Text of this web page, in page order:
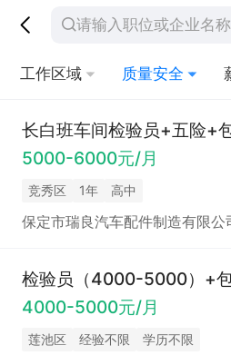
工作区域 质量安全
长白班车间检验员+五险+
5000-6000元/月
竞秀区 1年 高中
保定市瑞良汽车配件制造有限公
检验员（4000-5000）+
4000-5000元/月
莲池区 经验不限 学历不限